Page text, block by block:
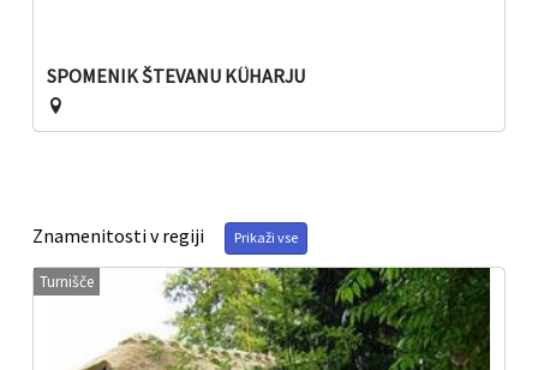
SPOMENIK ŠTEVANU KÜHARJU
Znamenitosti v regiji Prikaži vse
Turnišče